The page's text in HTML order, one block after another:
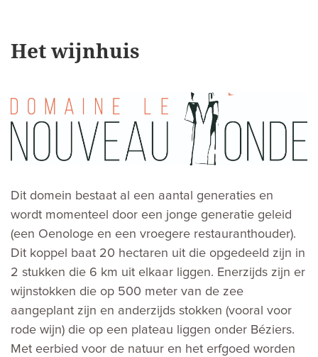
Het wijnhuis
Dit domein bestaat al een aantal generaties en
wordt momenteel door een jonge generatie geleid
(een Oenologe en een vroegere restauranthouder).
Dit koppel baat 20 hectaren uit die opgedeeld zijn in
2 stukken die 6 km uit elkaar liggen. Enerzijds zijn er
wijnstokken die op 500 meter van de zee
aangeplant zijn en anderzijds stokken (vooral voor
rode wijn) die op een plateau liggen onder Béziers.
Met eerbied voor de natuur en het erfgoed worden